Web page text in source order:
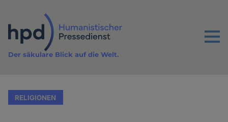
Inhalt
Menu
Der säkulare Blick auf die Welt.
RELIGIONEN